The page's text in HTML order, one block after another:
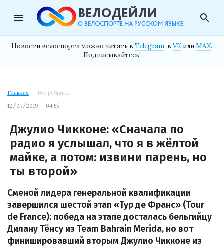
menu search
Новости велоспорта можно читать в Telegram, в VK илиMAX.
Подписывайтесь!
Главная → Без рубрики
12/07/2019 — 04:55
Джулио Чикконе: «Сначала по
радио я услышал, что я в жёлтой
майке, а потом: извини парень, но
ты второй»
Сменой лидера генеральной квалификации
завершился шестой этап «Тур де Франс» (Tour
de France): победа на этапе досталась бельгийцу
Дилану Тёнсу из Team Bahrain Merida, но вот
финишировавший вторым Джулио Чикконе из